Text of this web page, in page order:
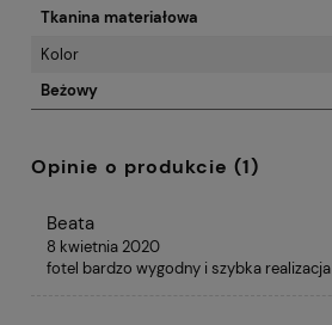
Tkanina materiałowa
Kolor
Beżowy
Opinie o produkcie (1)
Beata
8 kwietnia 2020
fotel bardzo wygodny i szybka realizacja